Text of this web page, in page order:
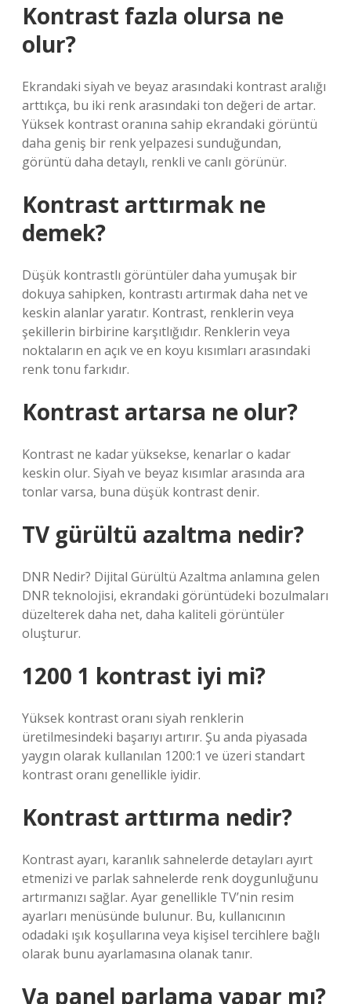
Kontrast fazla olursa ne
olur?
Ekrandaki siyah ve beyaz arasındaki kontrast aralığı
arttıkça, bu iki renk arasındaki ton değeri de artar.
Yüksek kontrast oranına sahip ekrandaki görüntü
daha geniş bir renk yelpazesi sunduğundan,
görüntü daha detaylı, renkli ve canlı görünür.
Kontrast arttırmak ne
demek?
Düşük kontrastlı görüntüler daha yumuşak bir
dokuya sahipken, kontrastı artırmak daha net ve
keskin alanlar yaratır. Kontrast, renklerin veya
şekillerin birbirine karşıtlığıdır. Renklerin veya
noktaların en açık ve en koyu kısımları arasındaki
renk tonu farkıdır.
Kontrast artarsa ne olur?
Kontrast ne kadar yüksekse, kenarlar o kadar
keskin olur. Siyah ve beyaz kısımlar arasında ara
tonlar varsa, buna düşük kontrast denir.
TV gürültü azaltma nedir?
DNR Nedir? Dijital Gürültü Azaltma anlamına gelen
DNR teknolojisi, ekrandaki görüntüdeki bozulmaları
düzelterek daha net, daha kaliteli görüntüler
oluşturur.
1200 1 kontrast iyi mi?
Yüksek kontrast oranı siyah renklerin
üretilmesindeki başarıyı artırır. Şu anda piyasada
yaygın olarak kullanılan 1200:1 ve üzeri standart
kontrast oranı genellikle iyidir.
Kontrast arttırma nedir?
Kontrast ayarı, karanlık sahnelerde detayları ayırt
etmenizi ve parlak sahnelerde renk doygunluğunu
artırmanızı sağlar. Ayar genellikle TV’nin resim
ayarları menüsünde bulunur. Bu, kullanıcının
odadaki ışık koşullarına veya kişisel tercihlere bağlı
olarak bunu ayarlamasına olanak tanır.
Va panel parlama yapar mı?